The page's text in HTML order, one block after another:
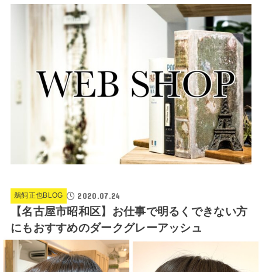
鵜飼正也BLOG 2020.07.24
【名古屋市昭和区】お仕事で明るくできない方
にもおすすめのダークグレーアッシュ